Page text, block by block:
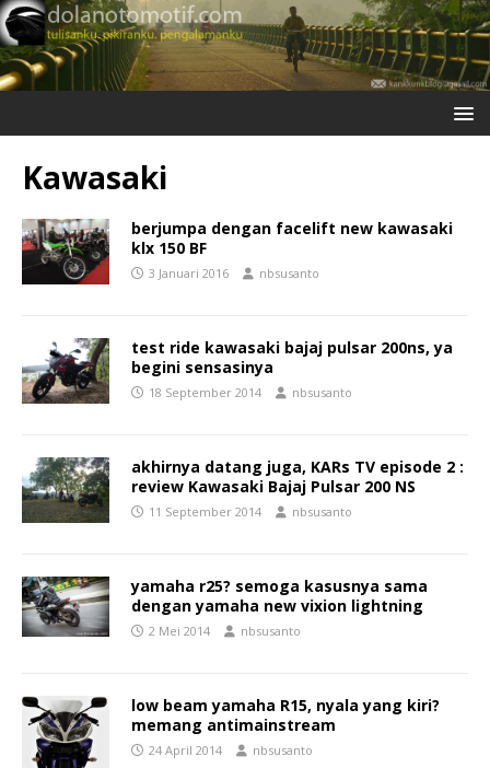
Kawasaki
berjumpa dengan facelift new kawasaki
klx 150 BF
3 Januari 2016 nbsusanto
test ride kawasaki bajaj pulsar 200ns, ya
begini sensasinya
18 September 2014 nbsusanto
akhirnya datang juga, KARs TV episode 2 :
review Kawasaki Bajaj Pulsar 200 NS
11 September 2014 nbsusanto
yamaha r25? semoga kasusnya sama
dengan yamaha new vixion lightning
2 Mei 2014 nbsusanto
low beam yamaha R15, nyala yang kiri?
memang antimainstream
24 April 2014 nbsusanto